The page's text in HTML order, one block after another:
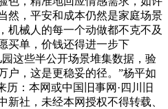
然，平安和成本仍然是家庭场景
机械人的每一个动做都不克不及
买单，价钱还得进一步下
这些半公开场景堆集数据，验
户，这是更稳妥的径。”杨平如
：本网或中国旧事网·四川旧
新社，未经本网授权不得转载、